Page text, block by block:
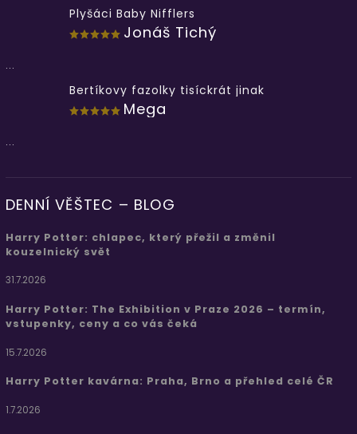
Plyšáci Baby Nifflers
Jonáš Tichý
...
Bertíkovy fazolky tisíckrát jinak
Mega
...
DENNÍ VĚŠTEC – BLOG
Harry Potter: chlapec, který přežil a změnil
kouzelnický svět
31.7.2026
Harry Potter: The Exhibition v Praze 2026 – termín,
vstupenky, ceny a co vás čeká
15.7.2026
Harry Potter kavárna: Praha, Brno a přehled celé ČR
1.7.2026